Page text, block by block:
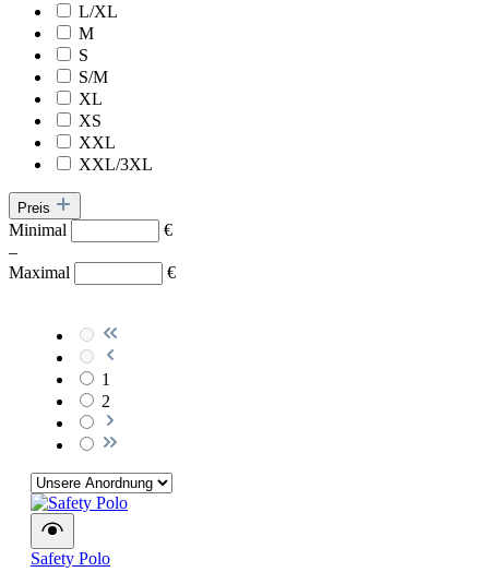
L/XL
M
S
S/M
XL
XS
XXL
XXL/3XL
Preis
Minimal
€
–
Maximal
€
1
2
Safety Polo